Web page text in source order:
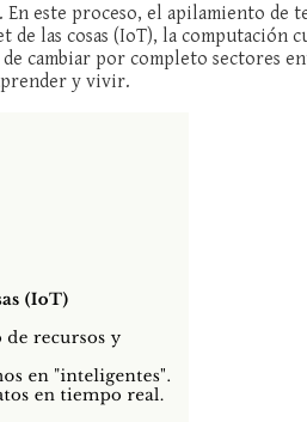
este proceso, el apilamiento de
las cosas (IoT), la computación
cambiar por completo sectores
y vivir.